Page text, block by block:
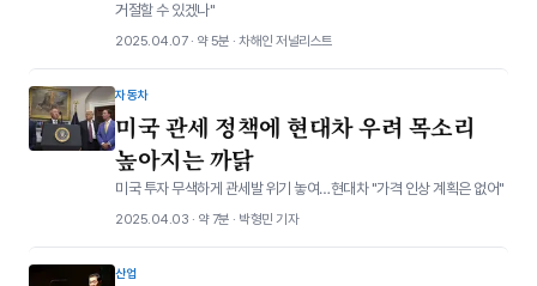
거절할 수 있겠나"
2025.04.07 · 약 5분 · 차해인 저널리스트
자동차
미국 관세 정책에 현대차 우려 목소리
높아지는 까닭
미국 투자 무색하게 관세발 위기 놓여…현대차 "가격 인상 계획은 없어"
2025.04.03 · 약 7분 · 박형민 기자
산업